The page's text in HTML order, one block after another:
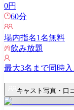
0円
60分
場内指名1名無料
飲み放題
最大3名まで同時
キャスト写真・口